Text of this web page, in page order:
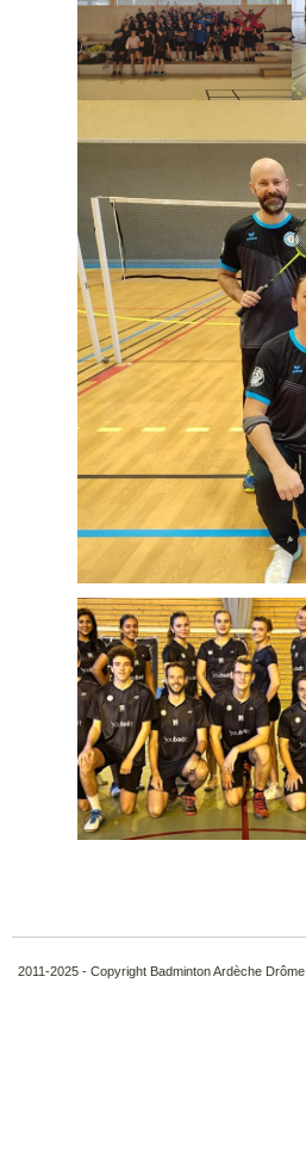
2011-2025 - Copyright Badminton Ardèche Drôme